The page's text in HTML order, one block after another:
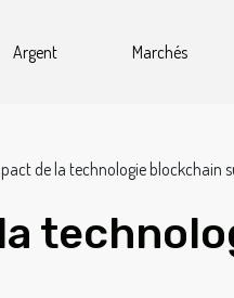
Argent Marchés
de la technologie blockchain